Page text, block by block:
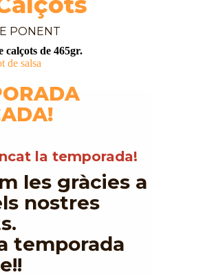
la temporada!
les gràcies a
nostres
temporada
PONENT
calçots de 465gr.
de salsa